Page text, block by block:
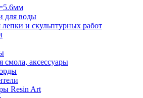
для воды
и скульптурных работ
смола, аксессуары
Resin Art